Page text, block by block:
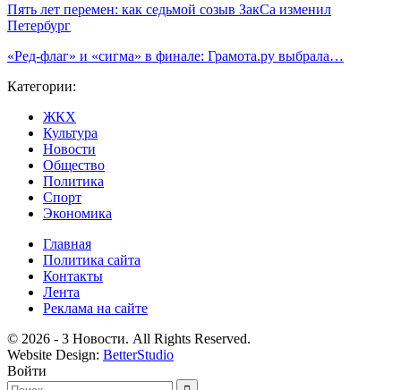
Пять лет перемен: как седьмой созыв ЗакСа изменил
Петербург
«Ред-флаг» и «сигма» в финале: Грамота.ру выбрала…
Категории:
ЖКХ
Культура
Новости
Общество
Политика
Спорт
Экономика
Главная
Политика сайта
Контакты
Лента
Реклама на сайте
© 2026 - 3 Новости. All Rights Reserved.
Website Design: BetterStudio
Войти